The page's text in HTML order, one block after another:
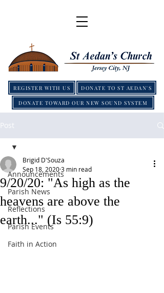
REGISTER WITH US DONATE TO ST AEDAN'S
DONATE TOWARD OUR NEW SOUND SYSTEM
Post
Announcements
Parish News
Reflections
Parish Events
Faith in Action
9/20/20: "As high as the
heavens are above the
earth..." (Is 55:9)
Brigid D'Souza
Sep 18, 20203 min read